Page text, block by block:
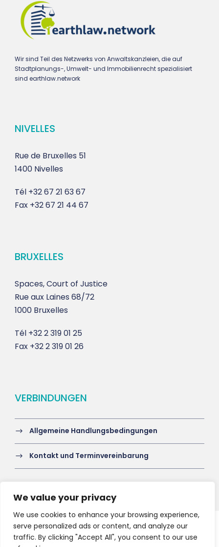
We value your privacy
We use cookies to enhance your browsing experience,
serve personalized ads or content, and analyze our
traffic. By clicking "Accept All", you consent to our use
Wir sind Teil des Netzwerks von Anwaltskanzleien, die auf
Stadtplanungs-, Umwelt- und Immobilienrecht spezialisiert
sind earthlaw.network
NIVELLES
Rue de Bruxelles 51
1400 Nivelles
Tél +32 67 21 63 67
Fax +32 67 21 44 67
BRUXELLES
Spaces, Court of Justice
Rue aux Laines 68/72
1000 Bruxelles
Tél +32 2 319 01 25
Fax +32 2 319 01 26
VERBINDUNGEN
Allgemeine Handlungsbedingungen
Kontakt und Terminvereinbarung
Copyright 2021 HV-A, All Right Reserved